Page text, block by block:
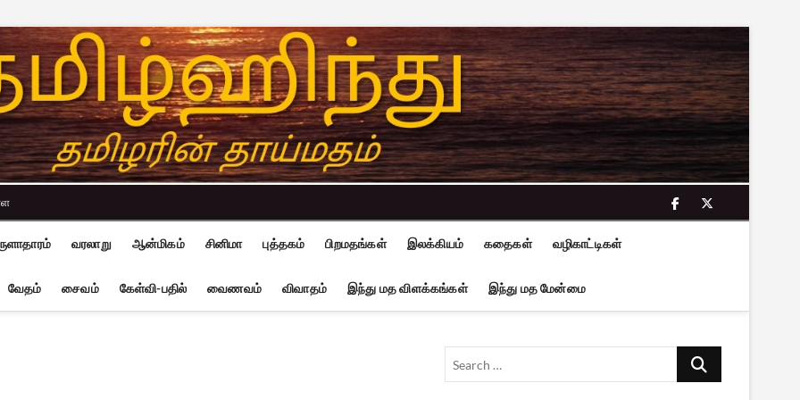
facebook
twitter
வரலாறு ஆன்மிகம் சினிமா புத்தகம் பிறமதங்கள் இலக்கியம் கதைகள் வழிகாட்டிகள்
வேதம் சைவம் கேள்வி-பதில் வைணவம் விவாதம் இந்து மத விளக்கங்கள் இந்து மத மேன்மை
Search